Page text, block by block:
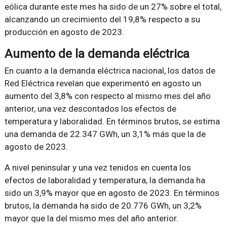
eólica durante este mes ha sido de un 27% sobre el total,
alcanzando un crecimiento del 19,8% respecto a su
producción en agosto de 2023.
Aumento de la demanda eléctrica
En cuanto a la demanda eléctrica nacional, los datos de
Red Eléctrica revelan que experimentó en agosto un
aumento del 3,8% con respecto al mismo mes del año
anterior, una vez descontados los efectos de
temperatura y laboralidad. En términos brutos, se estima
una demanda de 22.347 GWh, un 3,1% más que la de
agosto de 2023.
A nivel peninsular y una vez tenidos en cuenta los
efectos de laboralidad y temperatura, la demanda ha
sido un 3,9% mayor que en agosto de 2023. En términos
brutos, la demanda ha sido de 20.776 GWh, un 3,2%
mayor que la del mismo mes del año anterior.